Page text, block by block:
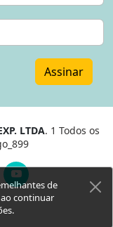
Assinar
LTDA. 1 Todos os
de
continuar